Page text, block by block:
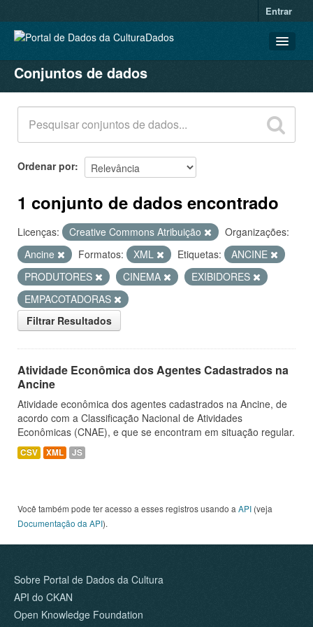
Entrar
CONJUNTOS DE DADOS
ORGANIZAÇÕES
GRUPOS
SOBRE
Conjuntos de dados
Ordenar por
1 conjunto de dados encontrado
Licenças: Creative Commons Atribuição
Organizações:
Ancine
Formatos: XML Etiquetas:
ANCINE
PRODUTORES
CINEMA
EXIBIDORES
EMPACOTADORAS
Filtrar Resultados
Atividade Econômica dos Agentes Cadastrados na
Ancine
Atividade econômica dos agentes cadastrados na Ancine, de
acordo com a Classificação Nacional de Atividades
Econômicas (CNAE), e que se encontram em situação regular.
CSV XML JS
Você também pode ter acesso a esses registros usando a API (veja
Documentação da API).
Sobre Portal de Dados da Cultura
API do CKAN
Open Knowledge Foundation